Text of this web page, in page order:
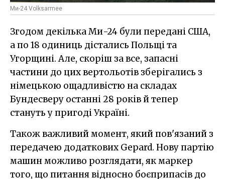
Ми-24 Volksarmee
Згодом декілька Ми-24 були передані США,
а по 18 одиниць дістались Польщі та
Угорщині. Але, скоріш за все, запасні
частини до цих вертольотів зберігались з
німецькою ощадливістю на складах
Бундесверу останні 28 років й тепер
стануть у пригоді Україні.
Також важливий момент, який пов'язаний з
передачею додаткових Gepard. Нову партію
машин можливо розглядати, як маркер
того, що питання відносно боєприпасів до